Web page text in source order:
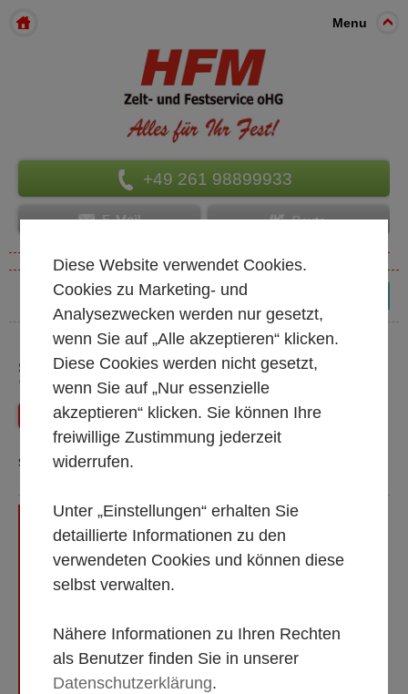
Menu
+49 261 98899933
SERIE - HARMONY
* alle Preise exkl. MwSt.
Zurück Shop Startseite
Sortierung:
Sektglas ''Harmony'', ca. 200
ml/20,2 cl, mit Eichstrich 0,1
Alle Mietpreise gültig 1 bis 5
zu entfernen.
Diese Website verwendet Cookies.
Cookies zu Marketing- und
Analysezwecken werden nur gesetzt,
wenn Sie auf „Alle akzeptieren“ klicken.
Diese Cookies werden nicht gesetzt,
wenn Sie auf „Nur essenzielle
akzeptieren“ klicken. Sie können Ihre
freiwillige Zustimmung jederzeit
widerrufen.
Unter „Einstellungen“ erhalten Sie
detaillierte Informationen zu den
verwendeten Cookies und können diese
selbst verwalten.
Nähere Informationen zu Ihren Rechten
als Benutzer finden Sie in unserer
Datenschutzerklärung.